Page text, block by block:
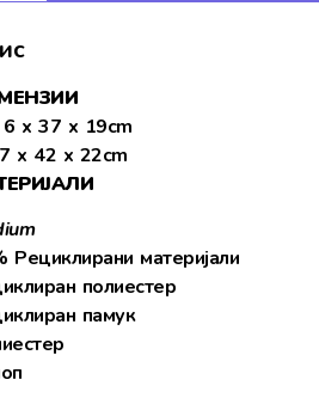
6 x 37 x 19cm
x 42 x 22cm
Рециклирани материјали
полиестер
памук